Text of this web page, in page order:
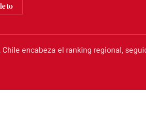
Chile encabeza el ranking regional,